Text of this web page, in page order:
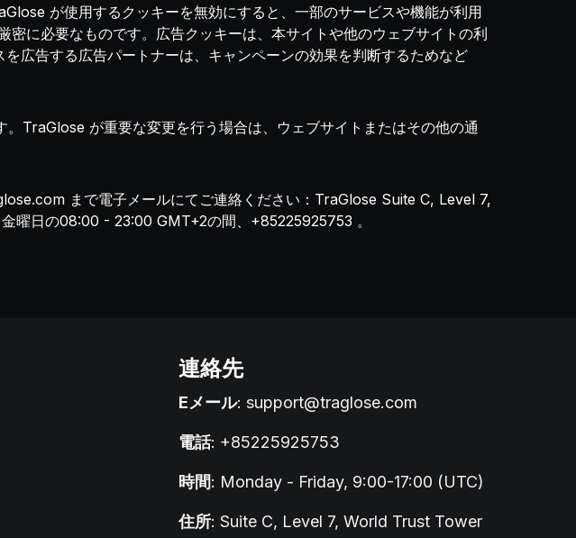
が使用するクッキーを無効にすると、一部のサービスや機能が利用
に必要なものです。広告クッキーは、本サイトや他のウェブサイトの利
広告する広告パートナーは、キャンペーンの効果を判断するためなど
TraGlose が重要な変更を行う場合は、ウェブサイトまたはその他の通
まで電子メールにてご連絡ください：TraGlose Suite C, Level 7,
日の08:00 - 23:00 GMT+2の間、+85225925753 。
連絡先
Eメール:support@traglose.com
電話: +85225925753
時間: Monday - Friday, 9:00-17:00 (UTC)
住所: Suite C, Level 7, World Trust Tower